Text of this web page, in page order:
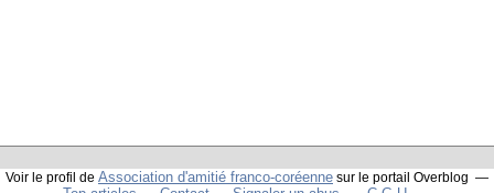
Voir le profil de Association d'amitié franco-coréenne sur le portail Overblog